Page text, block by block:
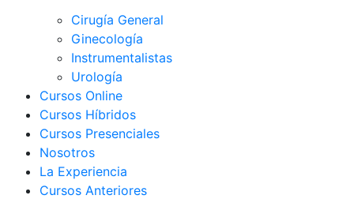
Cirugía General
Ginecología
Instrumentalistas
Urología
Cursos Online
Cursos Híbridos
Cursos Presenciales
Nosotros
La Experiencia
Cursos Anteriores